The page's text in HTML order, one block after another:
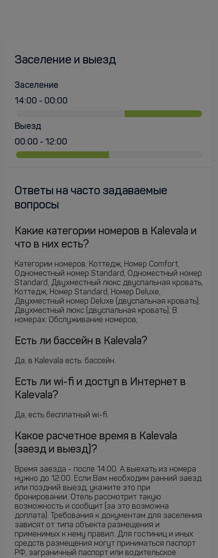
Заселение и выезд
Заселение
14:00 - 00:00
Выезд
00:00 - 12:00
Ответы на часто задаваемые
вопросы
Какие категории номеров в Kalevala и
что в них есть?
Категории номеров: Коттедж, Номер Comfort,
Одноместный номер Standard, Одноместный номер
Standard, Двухместный люкс двуспальная кровать,
Коттедж, Номер Standard, Номер Deluxe,
Двухместный номер Deluxe (двуспальная кровать),
Двухместный люкс (двуспальная кровать), В
номерах: Обслуживание номеров; .
Есть ли бассейн в Kalevala?
Да, в Kalevala есть: бассейн.
Есть ли wi-fi и доступ в Интернет в
Kalevala?
Да, есть бесплатный wi-fi.
Какое расчетное время в Kalevala
(заезд и выезд)?
Время заезда - после 14:00. А выехать из номера
нужно до 12:00. Если Вам необходим ранний заезд
или поздний выезд, укажите это при
бронировании. Отель рассмотрит такую
возможность и сообщит (за это возможна
доплата). Требования к документам для заселения
зависят от типа объекта размещения и
применимых к нему правил. Для гостиниц и иных
средств размещения могут приниматься паспорт
РФ, заграничный паспорт или водительское